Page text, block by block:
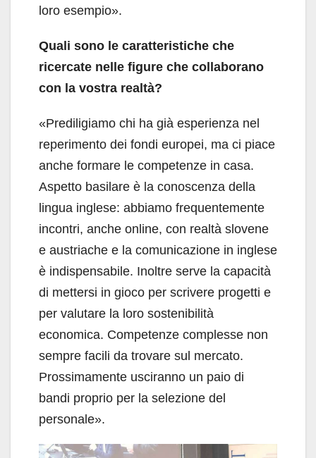
loro esempio».
Quali sono le caratteristiche che
ricercate nelle figure che collaborano
con la vostra realtà?
«Prediligiamo chi ha già esperienza nel
reperimento dei fondi europei, ma ci piace
anche formare le competenze in casa.
Aspetto basilare è la conoscenza della
lingua inglese: abbiamo frequentemente
incontri, anche online, con realtà slovene
e austriache e la comunicazione in inglese
è indispensabile. Inoltre serve la capacità
di mettersi in gioco per scrivere progetti e
per valutare la loro sostenibilità
economica. Competenze complesse non
sempre facili da trovare sul mercato.
Prossimamente usciranno un paio di
bandi proprio per la selezione del
personale».